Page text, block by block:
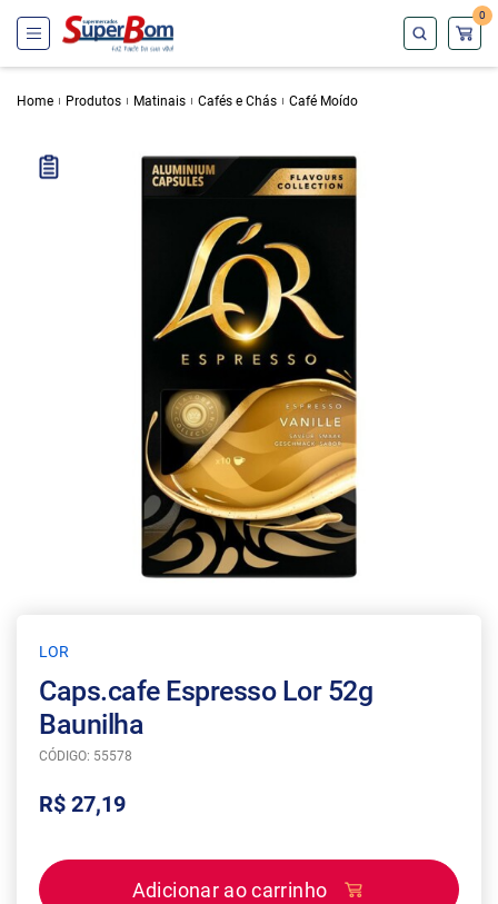
0
Home Produtos Matinais Cafés e Chás Café Moído
LOR
Caps.cafe Espresso Lor 52g
Baunilha
CÓDIGO: 55578
R$ 27,19
Adicionar ao carrinho